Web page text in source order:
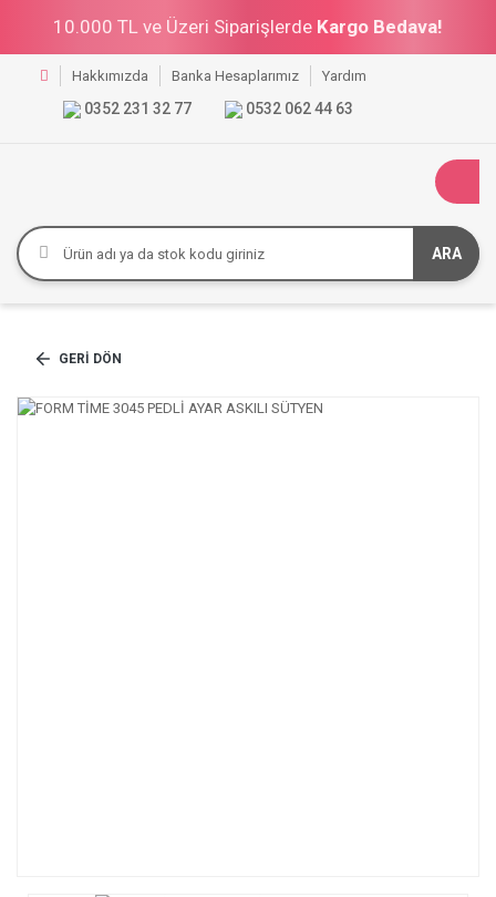
10.000 TL ve Üzeri Siparişlerde Kargo Bedava!
Hakkımızda Banka Hesaplarımız Yardım
0352 231 32 77 0532 062 44 63
ARA
GERI DÖN